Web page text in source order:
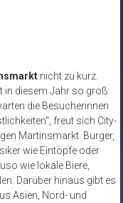
nicht zu kurz.
in diesem Jahr so groß
die Besucherinnen
freut sich City-
Martinsmarkt. Burger,
wie Eintöpfe oder
wie lokale Biere,
Darüber hinaus gibt es
Asien, Nord- und